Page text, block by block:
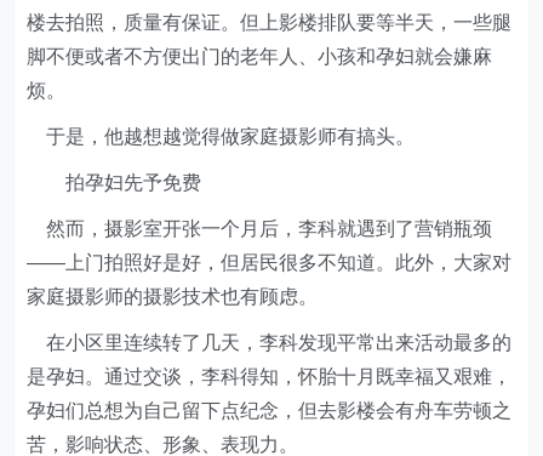
楼去拍照，质量有保证。但上影楼排队要等半天，一些腿
脚不便或者不方便出门的老年人、小孩和孕妇就会嫌麻
烦。
于是，他越想越觉得做家庭摄影师有搞头。
拍孕妇先予免费
然而，摄影室开张一个月后，李科就遇到了营销瓶颈
——上门拍照好是好，但居民很多不知道。此外，大家对
家庭摄影师的摄影技术也有顾虑。
在小区里连续转了几天，李科发现平常出来活动最多的
是孕妇。通过交谈，李科得知，怀胎十月既幸福又艰难，
孕妇们总想为自己留下点纪念，但去影楼会有舟车劳顿之
苦，影响状态、形象、表现力。